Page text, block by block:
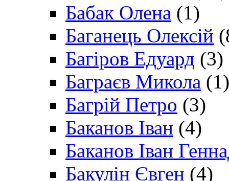
Бабак Олена (1)
Баганець Олексій
Багіров Едуард (3)
Баграєв Микола (1)
Багрій Петро (3)
Баканов Іван (4)
Баканов Іван
Бакулін Євген (4)